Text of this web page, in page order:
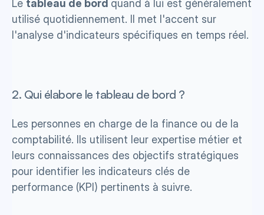
Le tableau de bord quand à lui est généralement
utilisé quotidiennement. Il met l'accent sur
l'analyse d'indicateurs spécifiques en temps réel.
2. Qui élabore le tableau de bord ?
Les personnes en charge de la finance ou de la
comptabilité. Ils utilisent leur expertise métier et
leurs connaissances des objectifs stratégiques
pour identifier les indicateurs clés de
performance (KPI) pertinents à suivre.